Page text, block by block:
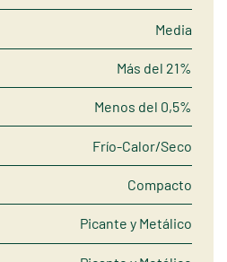
Media
Más del 21%
Menos del 0,5%
Frío-Calor/Seco
Compacto
Picante y Metálico